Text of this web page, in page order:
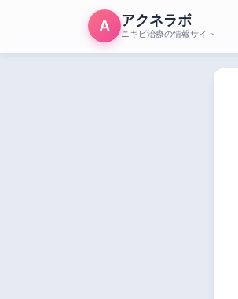
A アクネラボ
ニキビ治療の情報サイト